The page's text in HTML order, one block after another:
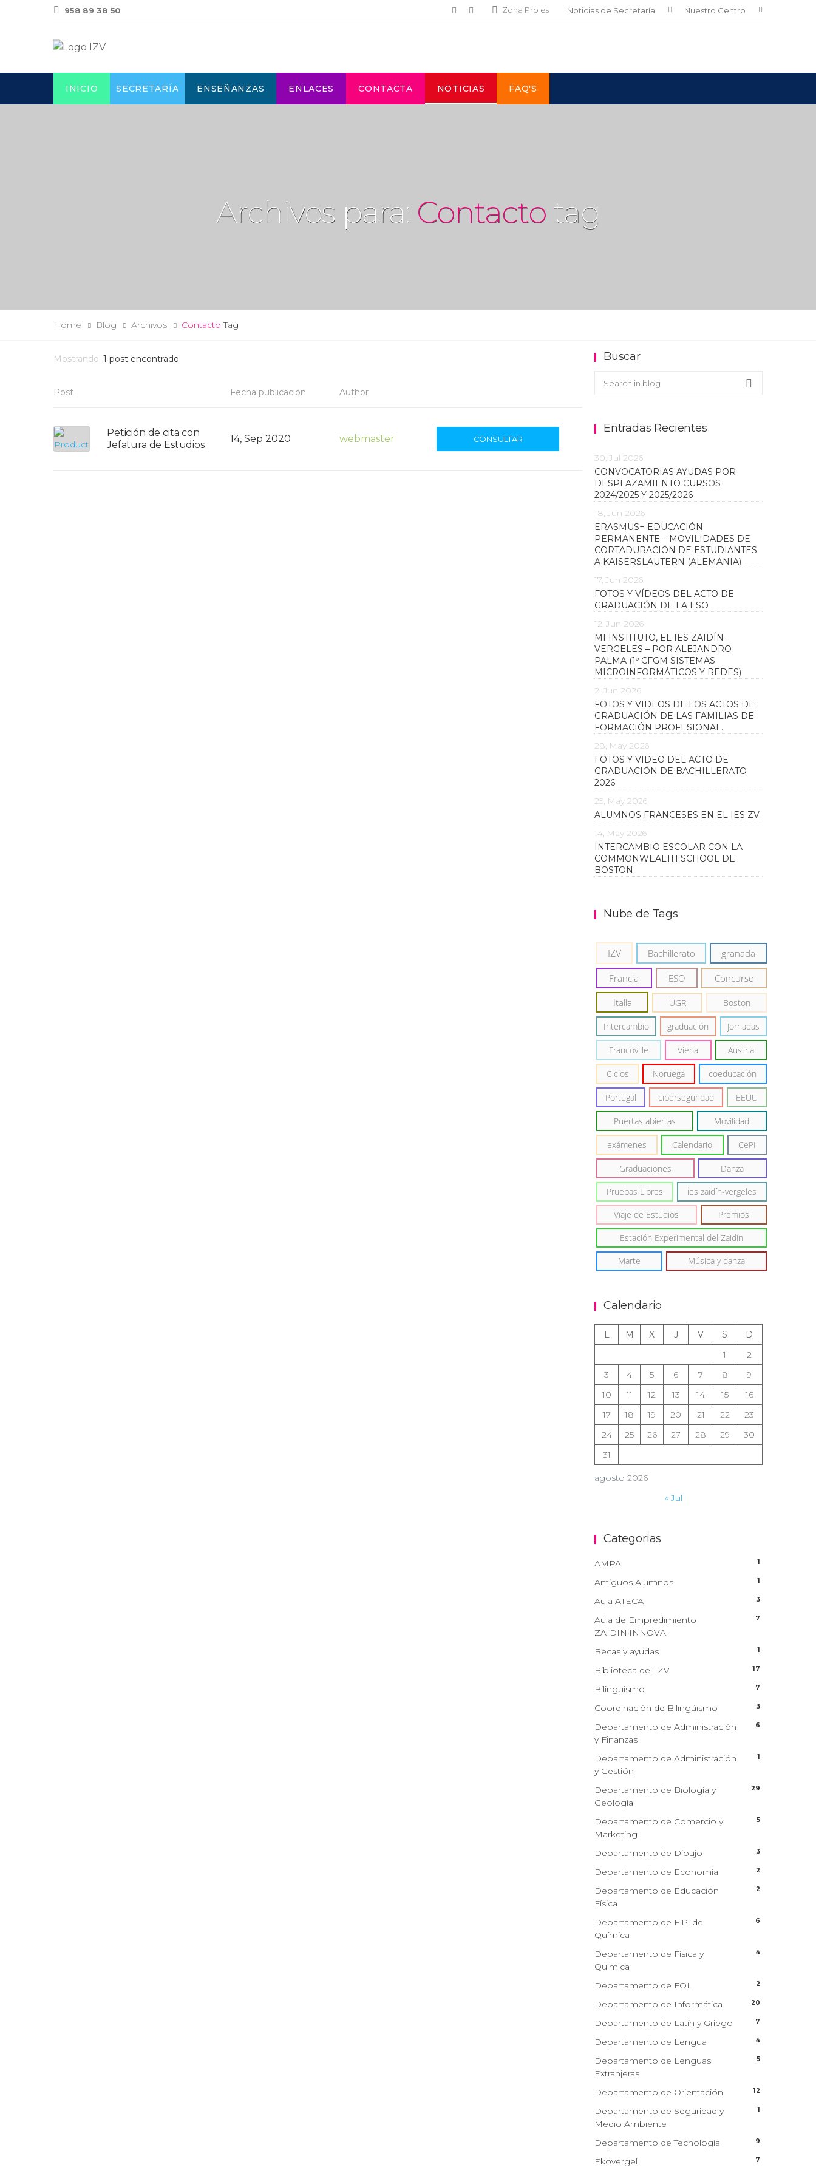
958 89 38 50 Zona Profes Noticias de Secretaría Nuestro Centro
INICIO SECRETARÍA ENSEÑANZAS ENLACES CONTACTA NOTICIAS FAQ'S
Archivos para: Contacto tag
Home Blog Archivos Contacto Tag
Mostrando: 1 post encontrado
Post Fecha publicación Author
Petición de cita con
Jefatura de Estudios
14, Sep 2020 webmaster CONSULTAR
Buscar
Buscar en el blog
Search
Entradas Recientes
30, Jul 2026
CONVOCATORIAS AYUDAS POR
DESPLAZAMIENTO CURSOS
2024/2025 Y 2025/2026
18, Jun 2026
ERASMUS+ EDUCACIÓN
PERMANENTE – MOVILIDADES DE
CORTADURACIÓN DE ESTUDIANTES
A KAISERSLAUTERN (ALEMANIA)
17, Jun 2026
FOTOS Y VÍDEOS DEL ACTO DE
GRADUACIÓN DE LA ESO
12, Jun 2026
MI INSTITUTO, EL IES ZAIDÍN-
VERGELES – POR ALEJANDRO
PALMA (1º CFGM SISTEMAS
MICROINFORMÁTICOS Y REDES)
2, Jun 2026
FOTOS Y VIDEOS DE LOS ACTOS DE
GRADUACIÓN DE LAS FAMILIAS DE
FORMACIÓN PROFESIONAL.
28, May 2026
FOTOS Y VIDEO DEL ACTO DE
GRADUACIÓN DE BACHILLERATO
2026
25, May 2026
ALUMNOS FRANCESES EN EL IES ZV.
14, May 2026
INTERCAMBIO ESCOLAR CON LA
COMMONWEALTH SCHOOL DE
BOSTON
Nube de Tags
IZV Bachillerato granada
Francia ESO
Concurso
Italia
UGR Boston
Intercambio graduación Jornadas
Francoville Viena Austria
Ciclos Noruega coeducación
Portugal ciberseguridad EEUU
Puertas abiertas Movilidad
exámenes Calendario CePI
Graduaciones Danza
Pruebas Libres ies zaidín-vergeles
Viaje de Estudios Premios
Estación Experimental del Zaidín
Marte Música y danza
Calendario
agosto 2026
L M X J V S
D
1
2
3
4 5 6 7 8
9
10
11 12 13 14 15
16
17
18 19 20 21 22
23
24
25 26 27 28 29
30
31
« Jul
Categorias
AMPA 1
Antiguos Alumnos 1
Aula ATECA 3
Aula de Empredimiento
ZAIDIN·INNOVA
7
Becas y ayudas 1
Biblioteca del IZV 17
Bilingüismo 7
Coordinación de Bilingüismo 3
Departamento de Administración
y Finanzas
6
Departamento de Administración
y Gestión
1
Departamento de Biología y
Geología
29
Departamento de Comercio y
Marketing
5
Departamento de Dibujo 3
Departamento de Economía 2
Departamento de Educación
Física
2
Departamento de F.P. de
Química
6
Departamento de Física y
Química
4
Departamento de FOL 2
Departamento de Informática 20
Departamento de Latín y Griego 7
Departamento de Lengua 4
Departamento de Lenguas
Extranjeras
5
Departamento de Orientación 12
Departamento de Seguridad y
Medio Ambiente
1
Departamento de Tecnología 9
Ekovergel 7